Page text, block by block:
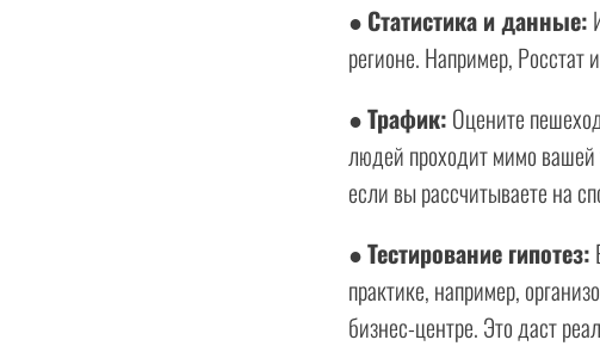
● Статистика и данные:
регионе. Например, Росстат
●Трафик: Оцените
людей проходит мимо вашей
если вы рассчитываете на
●Тестирование гипотез:
практике, например,
бизнес-центре. Это даст